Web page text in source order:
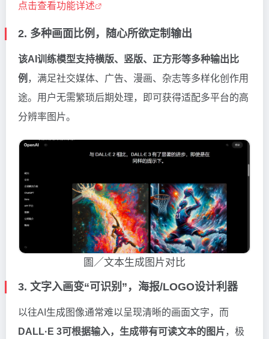
点击查看功能详述
2. 多种画面比例，随心所欲定制输出
该AI训练模型支持横版、竖版、正方形等多种输出比
例 ，满足社交媒体、广告、漫画、杂志等多样化创作用
途。用户无需繁琐后期处理，即可获得适配多平台的高
分辨率图片。
圖／文本生成图片对比
3. 文字入画变“可识别”，海报/LOGO设计利器
以往AI生成图像通常难以呈现清晰的画面文字，而
DALL·E 3可根据输入，生成带有可读文本的图片，极